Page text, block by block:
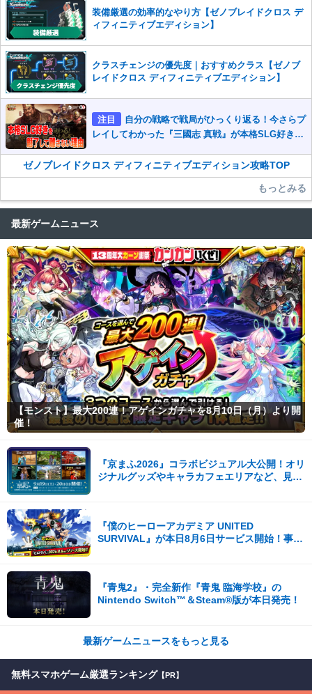
装備厳選の効率的なやり方【ゼノブレイドクロス デ
ィフィニティブエディション】
クラスチェンジの優先度｜おすすめクラス【ゼノブ
レイドクロス ディフィニティブエディション】
注目
自分の戦略で戦局がひっくり返る！今さらプ
レイしてわかった『三國志 真戦』が本格SLG好きを
ゼノブレイドクロス ディフィニティブエディション攻略TOP
もっとみる
最新ゲームニュース
【モンスト】最大200連！アゲインガチャを8月10日（月）より開
催！
『京まふ2026』コラボビジュアル大公開！オリ
ジナルグッズやキャラカフェエリアなど、見ど
『僕のヒーローアカデミア UNITED
SURVIVAL』が本日8月6日サービス開始！事前
『青鬼2』・完全新作『青鬼 臨海学校』の
Nintendo Switch™＆Steam®版が本日発売！
最新ゲームニュースをもっと見る
無料スマホゲーム厳選ランキング 【PR】